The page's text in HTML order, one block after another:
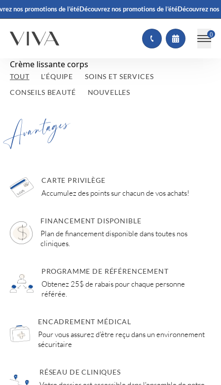
nos promotions de l’étéDécouvrez nos promotions de l’étéDécouvrez
()
Crème lissante corps
TOUT L'ÉQUIPE
SOINS ET SERVICES
CONSEILS BEAUTÉ
NOUVELLES
CARTE PRIVILÈGE
Accumulez des points sur chacun de vos achats!
FINANCEMENT DISPONIBLE
Plan de financement disponible dans toutes nos
cliniques.
PROGRAMME DE RÉFÉRENCEMENT
Obtenez 25$ de rabais pour chaque personne
référée.
ENCADREMENT MÉDICAL
Pour vous assurez d'être reçu dans un environnement
sécuritaire
RÉSEAU DE CLINIQUES